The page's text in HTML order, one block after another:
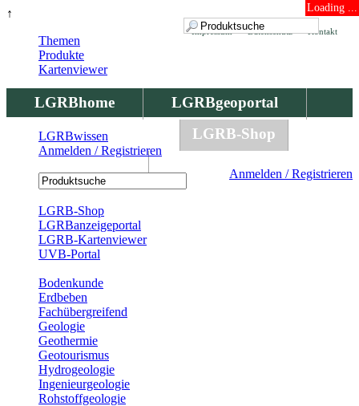
↑ Loading ...
Kontakt
Datenschutz
Impressum
LGRBhome
LGRBgeoportal
LGRBbohrungen
LGRB-Shop
Anmelden / Registrieren
Themen
Produkte
Kartenviewer
LGRBwissen
Anmelden / Registrieren
LGRB-Shop
LGRBanzeigeportal
LGRB-Kartenviewer
UVB-Portal
Bodenkunde
Erdbeben
Fachübergreifend
Geologie
Geothermie
Geotourismus
Hydrogeologie
Ingenieurgeologie
Rohstoffgeologie